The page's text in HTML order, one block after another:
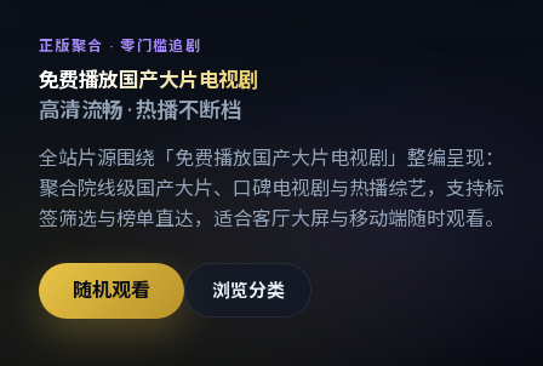
正版聚合 · 零门槛追剧
免费播放国产大片电视剧
高清流畅 · 热播不断档
全站片源围绕「免费播放国产大片电视剧 」整编呈现：
聚合院线级国产大片、口碑电视剧与热播综艺，支持标
签筛选与榜单直达，适合客厅大屏与移动端随时观看。
随机观看 浏览分类